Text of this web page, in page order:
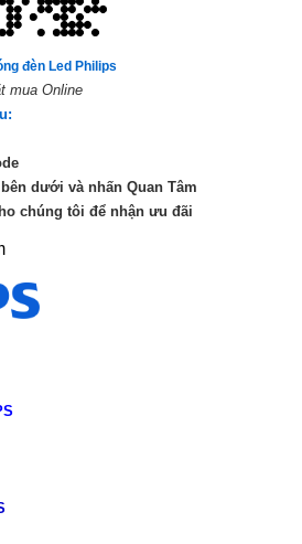
đèn Led Philips
mua Online
dưới và nhấn Quan Tâm
chúng tôi để nhận ưu đãi